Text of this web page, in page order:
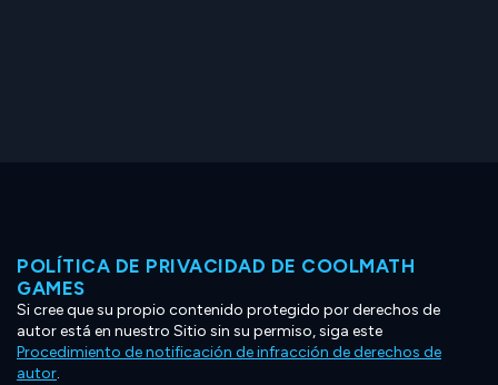
POLÍTICA DE PRIVACIDAD DE COOLMATH
GAMES
Si cree que su propio contenido protegido por derechos de
autor está en nuestro Sitio sin su permiso, siga este
Procedimiento de notificación de infracción de derechos de
autor.